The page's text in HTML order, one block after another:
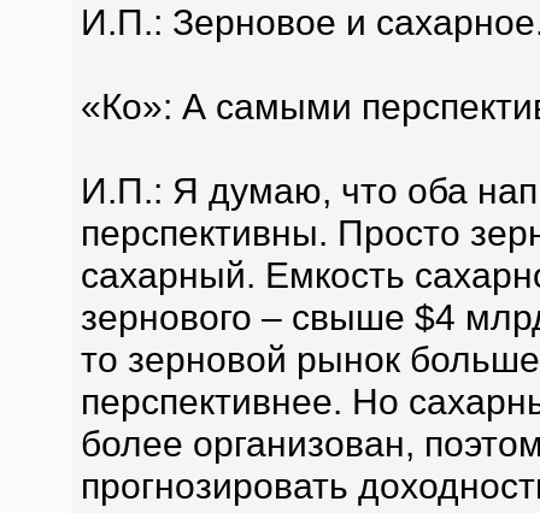
И.П.: Зерновое и
«Ко»: А самыми
И.П.: Я думаю, что оба
перспективны. Просто
сахарный. Емкость
зернового – свыше $4
то зерновой рынок
перспективнее. Но
более организован,
прогнозировать